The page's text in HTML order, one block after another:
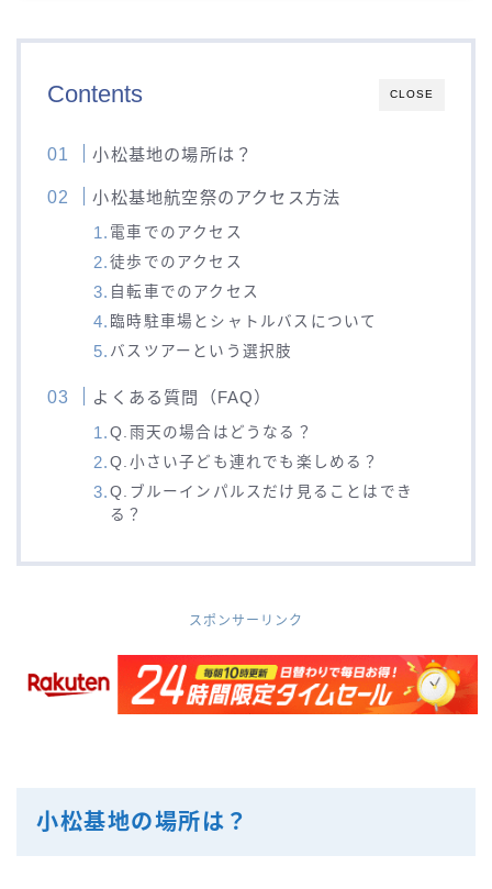
CLOSE
Contents
小松基地の場所は？
小松基地航空祭のアクセス方法
電車でのアクセス
徒歩でのアクセス
自転車でのアクセス
臨時駐車場とシャトルバスについて
バスツアーという選択肢
よくある質問（FAQ）
Q.雨天の場合はどうなる？
Q.小さい子ども連れでも楽しめる？
Q.ブルーインパルスだけ見ることはでき
る？
スポンサーリンク
小松基地の場所は？